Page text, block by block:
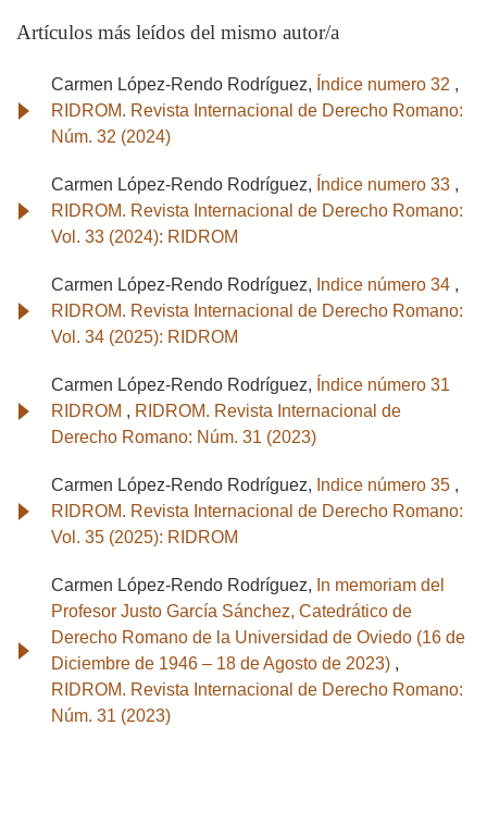
Artículos más leídos del mismo autor/a
Carmen López-Rendo Rodríguez, Índice numero 32 ,
RIDROM. Revista Internacional de Derecho Romano:
Núm. 32 (2024)
Carmen López-Rendo Rodríguez, Índice numero 33 ,
RIDROM. Revista Internacional de Derecho Romano:
Vol. 33 (2024): RIDROM
Carmen López-Rendo Rodríguez, Indice número 34 ,
RIDROM. Revista Internacional de Derecho Romano:
Vol. 34 (2025): RIDROM
Carmen López-Rendo Rodríguez, Índice número 31
RIDROM , RIDROM. Revista Internacional de
Derecho Romano: Núm. 31 (2023)
Carmen López-Rendo Rodríguez, Indice número 35 ,
RIDROM. Revista Internacional de Derecho Romano:
Vol. 35 (2025): RIDROM
Carmen López-Rendo Rodríguez, In memoriam del
Profesor Justo García Sánchez, Catedrático de
Derecho Romano de la Universidad de Oviedo (16 de
Diciembre de 1946 – 18 de Agosto de 2023) ,
RIDROM. Revista Internacional de Derecho Romano:
Núm. 31 (2023)